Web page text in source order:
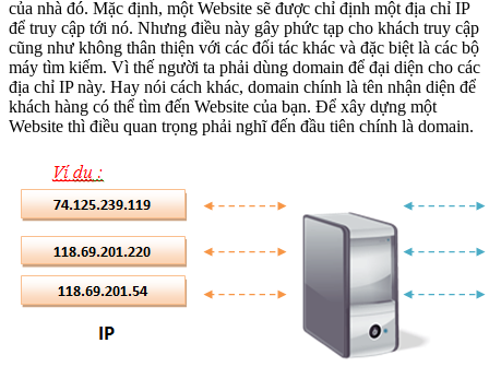
của nhà đó. Mặc định, một Website sẽ được chỉ định một địa chỉ IP
để truy cập tới nó. Nhưng điều này gây phức tạp cho khách truy cập
cũng như không thân thiện với các đối tác khác và đặc biệt là các bộ
máy tìm kiếm. Vì thế người ta phải dùng domain để đại diện cho các
địa chỉ IP này. Hay nói cách khác, domain chính là tên nhận diện để
khách hàng có thể tìm đến Website của bạn. Để xây dựng một
Website thì điều quan trọng phải nghĩ đến đầu tiên chính là domain.